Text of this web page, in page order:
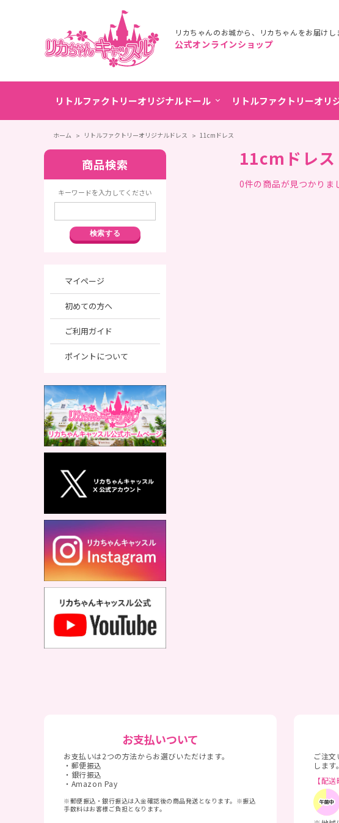
リカちゃんのお城から、 リカちゃんをお届け
公式オンラインショップ
リトルファクトリーオリジナルドール リトルファクトリーオリ
ホーム リトルファクトリーオリジナルドレス 11cmドレス
商品検索
キーワードを入力してください
マイページ
初めての方へ
ご利用ガイド
ポイントについて
11cmドレス
0件の商品が見つかりま
お支払いついて
お支払いは2つの方法からお選びいただけます。
・郵便振込
・銀行振込
・Amazon Pay
※郵便振込・銀行振込は入金確認後の商品発送となります。※振込
手数料はお客様ご負担となります。
ご注
しま
【配